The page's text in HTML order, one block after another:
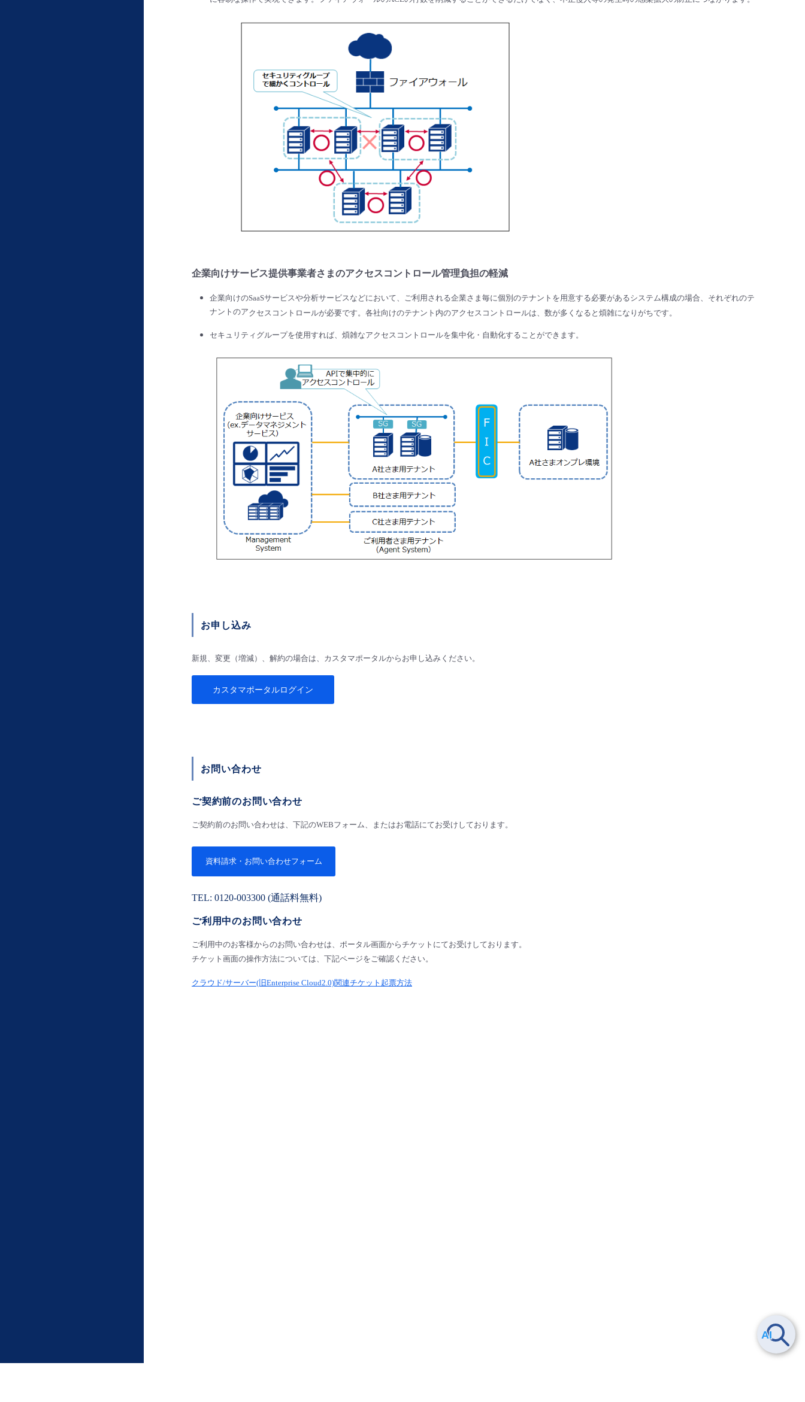
企業向けサービス提供事業者さまのアクセスコントロール管理負担の軽減
企業向けのSaaSサービスや分析サービスなどにおいて、ご利用される企業さま毎に個別のテナントを用意する必要があるシステム構成の場合、それぞれのテ
ナントのアクセスコントロールが必要です。各社向けのテナント内のアクセスコントロールは、数が多くなると煩雑になりがちです。
セキュリティグループを使用すれば、煩雑なアクセスコントロールを集中化・自動化することができます。
お申し込み
新規、変更（増減）、解約の場合は、カスタマポータルからお申し込みください。
カスタマポータルログイン
お問い合わせ
ご契約前のお問い合わせ
ご契約前のお問い合わせは、下記のWEBフォーム、またはお電話にてお受けしております。
資料請求・お問い合わせフォーム
TEL: 0120-003300 (通話料無料)
ご利用中のお問い合わせ
ご利用中のお客様からのお問い合わせは、ポータル画面からチケットにてお受けしております。
チケット画面の操作方法については、下記ページをご確認ください。
クラウド/サーバー(旧Enterprise Cloud2.0)関連チケット起票方法